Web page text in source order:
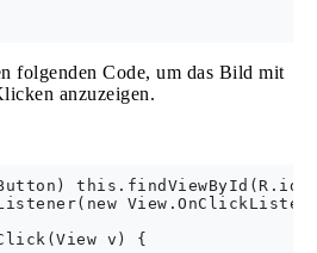
folgenden Code, um das Bild mit
anzuzeigen.
v) {